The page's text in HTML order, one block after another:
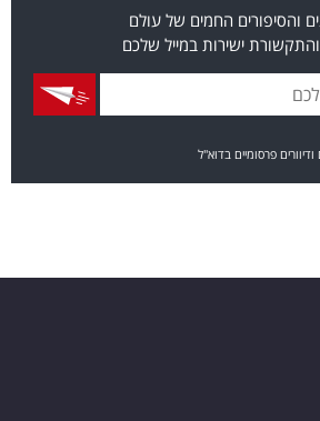
והסיפורים החמים של עולם
ישירות במייל שלכם
פרסומיים בדוא"ל